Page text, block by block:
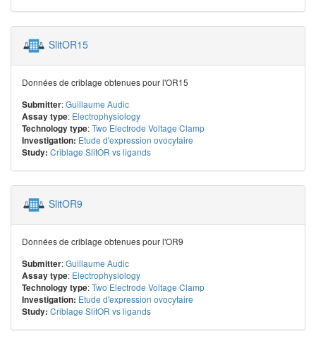
SlitOR15
Données de criblage obtenues pour l'OR15
Submitter:Guillaume Audic
Assay type: Electrophysiology
Technology type:Two Electrode Voltage Clamp
Investigation: Etude d'expression ovocytaire
Study: Criblage SlitOR vs ligands
SlitOR9
Données de criblage obtenues pour l'OR9
Submitter:Guillaume Audic
Assay type: Electrophysiology
Technology type:Two Electrode Voltage Clamp
Investigation: Etude d'expression ovocytaire
Study: Criblage SlitOR vs ligands